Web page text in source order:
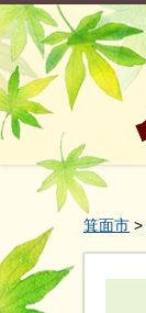
箕面市 >